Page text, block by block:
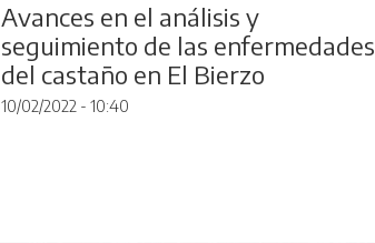
Avances en el análisis y
seguimiento de las enfermedades
del castaño en El Bierzo
10/02/2022 - 10:40